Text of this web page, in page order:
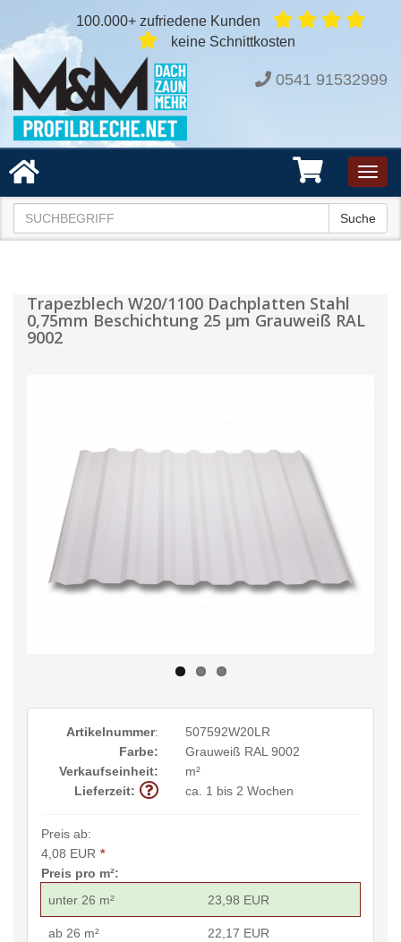
100.000+ zufriedene Kunden
keine Schnittkosten
0541 91532999
Suche
Trapezblech W20/1100 Dachplatten Stahl
0,75mm Beschichtung 25 µm Grauweiß RAL
9002
Artikelnummer:
507592W20LR
Farbe:
Grauweiß RAL 9002
Verkaufseinheit:
m²
Lieferzeit:
ca. 1 bis 2 Wochen
Preis ab:
4,08 EUR *
Preis pro m²:
unter 26 m²
23,98 EUR
ab 26 m² 22,17 EUR